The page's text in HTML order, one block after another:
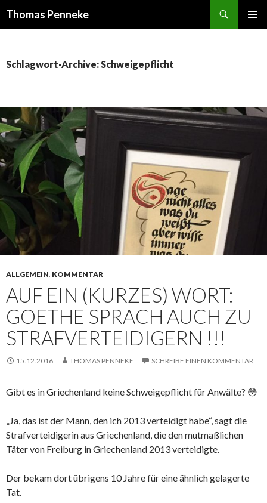
Thomas Penneke
Schlagwort-Archive: Schweigepflicht
ALLGEMEIN, KOMMENTAR
AUF EIN (KURZES) WORT:
GOETHE SPRACH AUCH ZU
STRAFVERTEIDIGERN !!!
15.12.2016 THOMAS PENNEKE SCHREIBE EINEN KOMMENTAR
Gibt es in Griechenland keine Schweigepflicht für Anwälte? 😳
„Ja, das ist der Mann, den ich 2013 verteidigt habe“, sagt die
Strafverteidigerin aus Griechenland, die den mutmaßlichen
Täter von Freiburg in Griechenland 2013 verteidigte.
Der bekam dort übrigens 10 Jahre für eine ähnlich gelagerte
Tat.